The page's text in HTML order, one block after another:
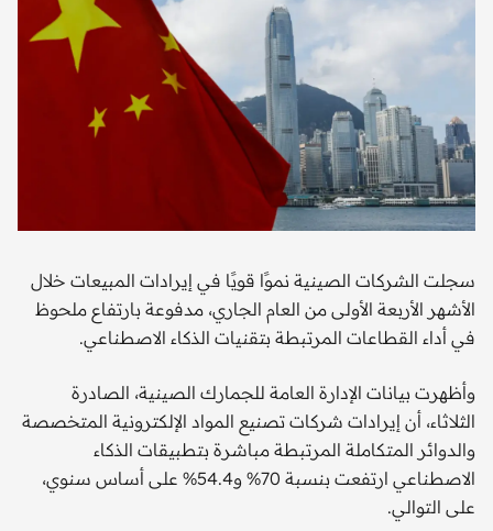
سجلت الشركات الصينية نموًا قويًا في إيرادات المبيعات خلال
الأشهر الأربعة الأولى من العام الجاري، مدفوعة بارتفاع ملحوظ
في أداء القطاعات المرتبطة بتقنيات الذكاء الاصطناعي.
وأظهرت بيانات الإدارة العامة للجمارك الصينية، الصادرة
الثلاثاء، أن إيرادات شركات تصنيع المواد الإلكترونية المتخصصة
والدوائر المتكاملة المرتبطة مباشرة بتطبيقات الذكاء
الاصطناعي ارتفعت بنسبة 70% و54.4% على أساس سنوي،
على التوالي.